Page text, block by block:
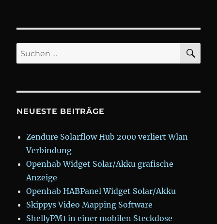
flashen
Suchen
nach:
NEUESTE BEITRÄGE
Zendure Solarflow Hub 2000 verliert Wlan
Verbindung
Openhab Widget Solar/Akku grafische
Anzeige
Openhab HABPanel Widget Solar/Akku
Skippys Video Mapping Software
ShellyPM1 in einer mobilen Steckdose